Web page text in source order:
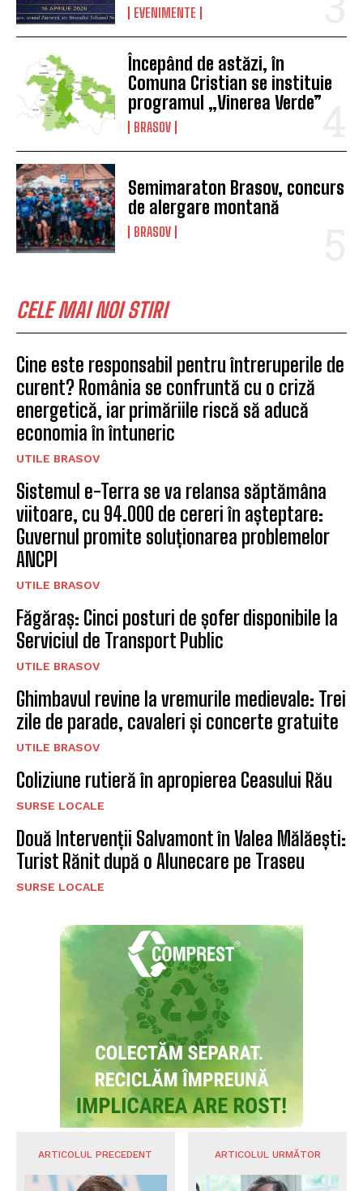
EVENIMENTE
Începând de astăzi, în
Comuna Cristian se instituie
programul „Vinerea Verde”
BRASOV
Semimaraton Brasov, concurs
de alergare montană
BRASOV
CELE MAI NOI STIRI
Cine este responsabil pentru întreruperile de
curent? România se confruntă cu o criză
energetică, iar primăriile riscă să aducă
economia în întuneric
UTILE BRASOV
Sistemul e-Terra se va relansa săptămâna
viitoare, cu 94.000 de cereri în așteptare:
Guvernul promite soluționarea problemelor
ANCPI
UTILE BRASOV
Făgăraș: Cinci posturi de șofer disponibile la
Serviciul de Transport Public
UTILE BRASOV
Ghimbavul revine la vremurile medievale: Trei
zile de parade, cavaleri și concerte gratuite
UTILE BRASOV
Coliziune rutieră în apropierea Ceasului Rău
SURSE LOCALE
Două Intervenții Salvamont în Valea Mălăești:
Turist Rănit după o Alunecare pe Traseu
SURSE LOCALE
ARTICOLUL PRECEDENT ARTICOLUL URMĂTOR